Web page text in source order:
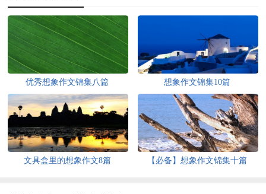
优秀想象作文锦集八篇 想象作文锦集10篇
文具盒里的想象作文8篇 【必备】想象作文锦集十篇